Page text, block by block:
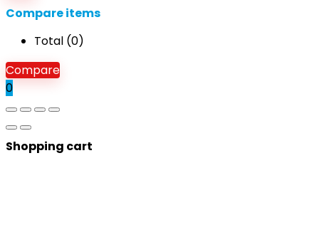
Compare items
Total (0)
Compare
0
Shopping cart